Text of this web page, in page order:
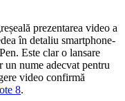
prezentarea video a
în detaliu smartphone-
Este clar o lansare
un nume adecvat pentru
video confirmă
8.